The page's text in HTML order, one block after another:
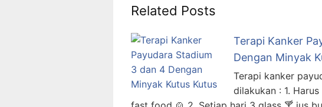
Related Posts
Terapi Kanker
Dengan Minyak
Terapi kanker
dilakukan : 1.